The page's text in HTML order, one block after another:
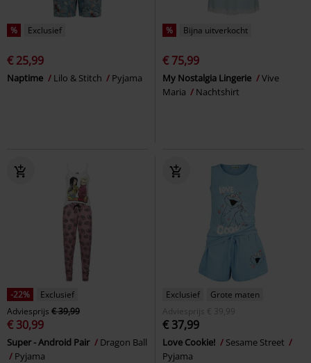
% Exclusief
€ 25,99
Naptime Lilo & Stitch Pyjama
% Bijna uitverkocht
€ 75,99
My Nostalgia Lingerie
Vive
Maria
Nachtshirt
-22%
Exclusief
Adviesprijs € 39,99
€ 30,99
Super - Android Pair
Dragon Ball
Pyjama
Exclusief
Grote maten
Adviesprijs
€ 39,99
€ 37,99
Love Cookie!
Sesame Street
Pyjama